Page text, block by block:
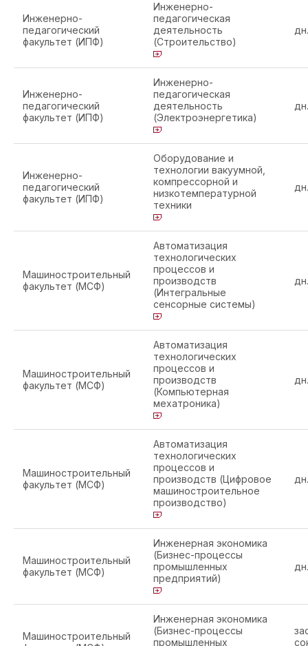
Инженерно-
педагогический
факультет (ИПФ)
Инженерно-
педагогическая
деятельность
(Строительство)
дн.
Инженерно-
педагогический
факультет (ИПФ)
Инженерно-
педагогическая
деятельность
(Электроэнергетика)
дн.
Инженерно-
педагогический
факультет (ИПФ)
Оборудование и
технологии вакуумной,
компрессорной и
низкотемпературной
техники
дн.
Машиностроительный
факультет (МСФ)
Автоматизация
технологических
процессов и
производств
(Интегральные
сенсорные системы)
дн.
Машиностроительный
факультет (МСФ)
Автоматизация
технологических
процессов и
производств
(Компьютерная
мехатроника)
дн.
Машиностроительный
факультет (МСФ)
Автоматизация
технологических
процессов и
производств (Цифровое
машиностроительное
производство)
дн.
Машиностроительный
факультет (МСФ)
Инженерная экономика
(Бизнес-процессы
промышленных
предприятий)
дн.
Машиностроительный
Инженерная экономика
(Бизнес-процессы
промышленных